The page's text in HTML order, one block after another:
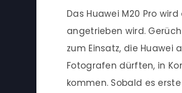
Das Huawei M20 Pro
angetrieben wird.
zum Einsatz, die Huawei
Fotografen dürften, in
kommen. Sobald es